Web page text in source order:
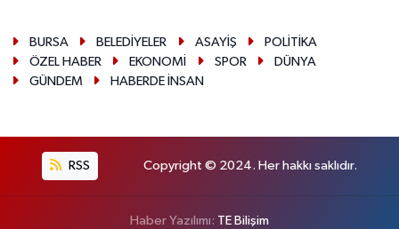
BURSA BELEDİYELER ASAYİŞ
POLİTİKA
ÖZEL HABER
EKONOMİ SPOR
DÜNYA
GÜNDEM
HABERDE İNSAN
RSS Copyright © 2024. Her hakkı saklıdır.
Haber Yazılımı: TE Bilişim